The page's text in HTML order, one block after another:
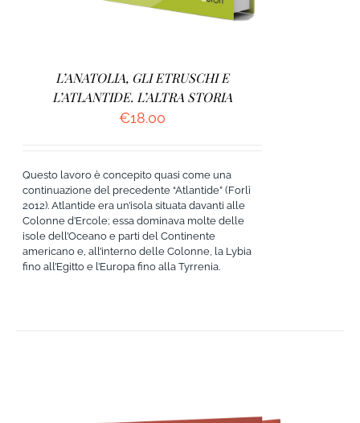
L’ANATOLIA, GLI ETRUSCHI E
L’ATLANTIDE. L’ALTRA STORIA
€18.00
Questo lavoro è concepito quasi come una
continuazione del precedente “Atlantide” (Forlì
2012). Atlantide era un’isola situata davanti alle
Colonne d’Ercole; essa dominava molte delle
isole dell’Oceano e parti del Continente
americano e, all’interno delle Colonne, la Lybia
fino all’Egitto e l’Europa fino alla Tyrrenia.